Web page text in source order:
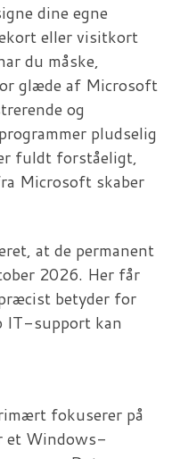
dine egne
eller visitkort
du måske,
glæde af Microsoft
og
pludselig
fuldt forståeligt,
Microsoft skaber
at de permanent
2026. Her får
betyder for
IT-support kan
fokuserer på
et Windows-